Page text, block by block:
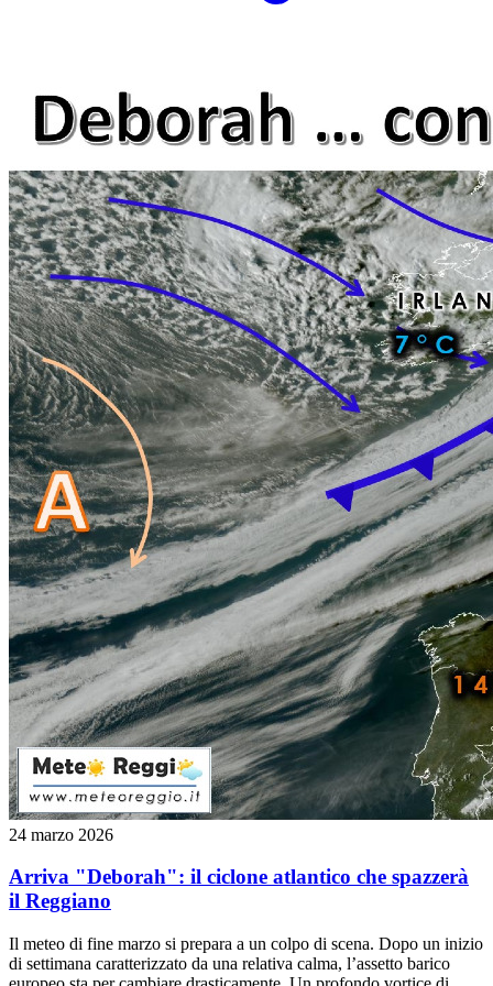
24 marzo 2026
Arriva "Deborah": il ciclone atlantico che spazzerà
il Reggiano
Il meteo di fine marzo si prepara a un colpo di scena. Dopo un inizio
di settimana caratterizzato da una relativa calma, l’assetto barico